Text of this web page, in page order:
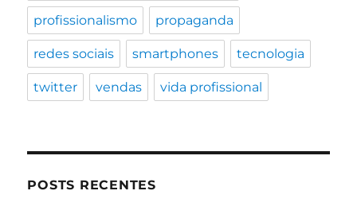
profissionalismo propaganda
redes sociais smartphones tecnologia
twitter vendas vida profissional
POSTS RECENTES